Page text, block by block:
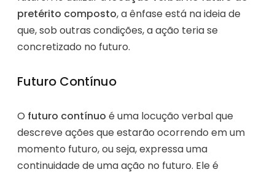
pretérito composto, a ênfase está na ideia de
que, sob outras condições, a ação teria se
concretizado no futuro.
Futuro Contínuo
O futuro contínuo é uma locução verbal que
descreve ações que estarão ocorrendo em um
momento futuro, ou seja, expressa uma
continuidade de uma ação no futuro. Ele é